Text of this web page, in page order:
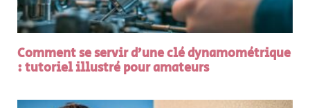
Comment se servir d’une clé dynamométrique
: tutoriel illustré pour amateurs